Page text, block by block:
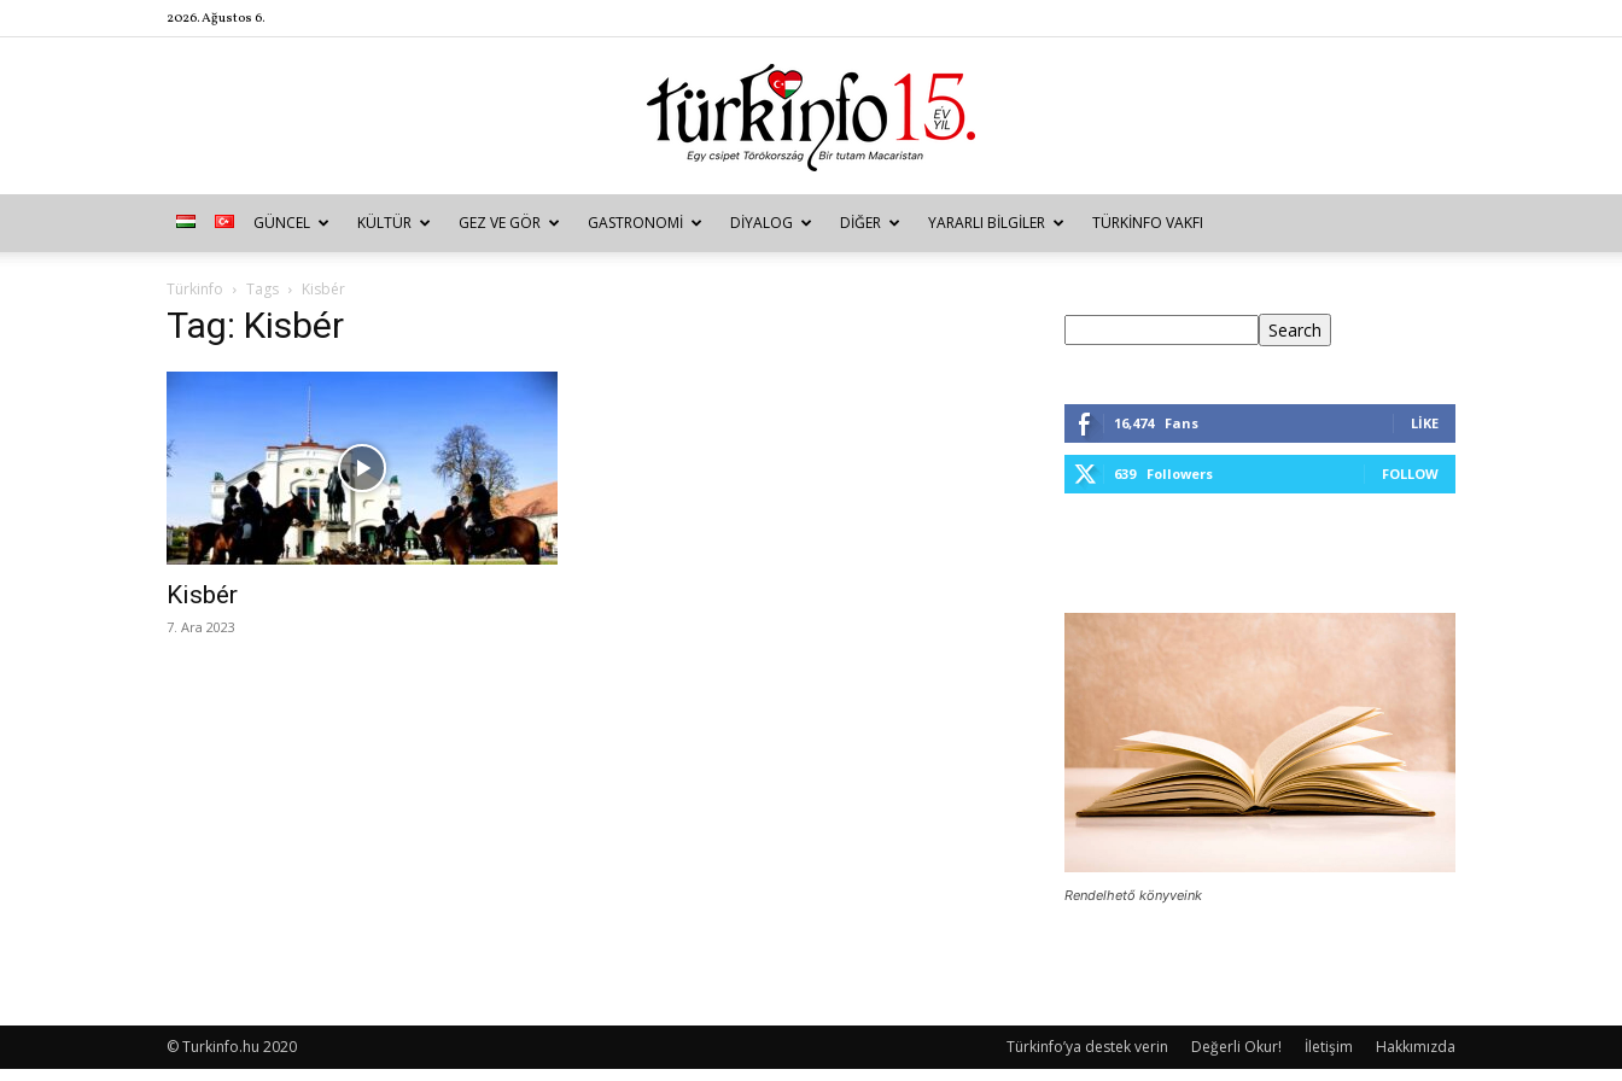
2026. Ağustos 6.
Türkinfo
GÜNCEL KÜLTÜR GEZ VE GÖR GASTRONOMI DIYALOG DIĞER YARARLI BILGILER TÜRKINFO VAKFI
Türkinfo Tags Kisbér
Tag: Kisbér
Kisbér
7. Ara 2023
Search
16,474 Fans LIKE
639 Followers FOLLOW
Rendelhető könyveink
Türkinfo’ya destek verin Değerli Okur! İletişim Hakkımızda
© Turkinfo.hu 2020